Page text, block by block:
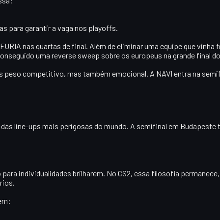
para garantir a vaga nos playoffs.
FURIA nas quartas de final. Além de eliminar uma equipe que
uma reverse sweep sobre os europeus na grande final
peso competitivo, mas também emocional. A NAVI entra na
line-ups mais perigosas do mundo. A semifinal em
individualidades brilharem. No CS2, essa filosofia